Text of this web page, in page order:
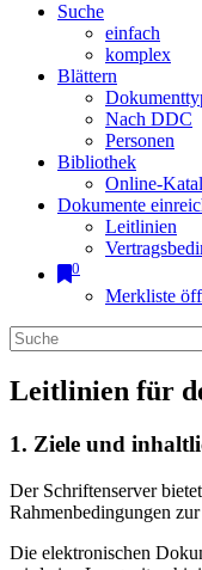
Suche
einfach
komplex
Blättern
Nach DDC
Personen
Bibliothek
Online-
Dokumente
Leitlinien
0
Merkliste
Leitlinien für
1. Ziele und
Der Schriftenserver
Rahmenbedingungen
Die elektronischen